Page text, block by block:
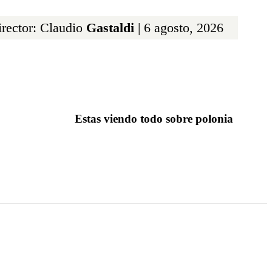
Claudio Gastaldi | 6 agosto, 2026
Estas viendo todo sobre polonia